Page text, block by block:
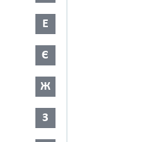
Е
Є
Ж
З